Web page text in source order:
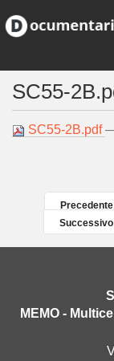
SC55-
SC55-2B.pdf
MEMO -